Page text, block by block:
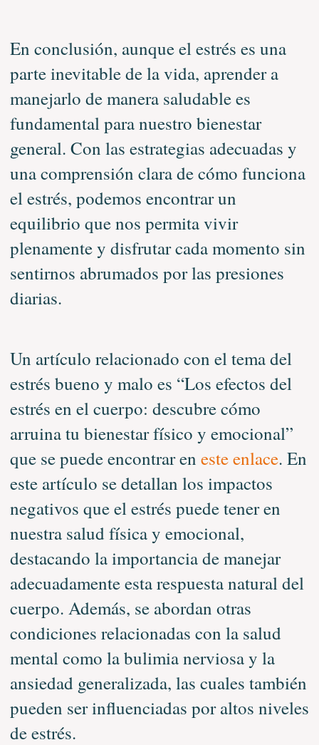
En conclusión, aunque el estrés es una
parte inevitable de la vida, aprender a
manejarlo de manera saludable es
fundamental para nuestro bienestar
general. Con las estrategias adecuadas y
una comprensión clara de cómo funciona
el estrés, podemos encontrar un
equilibrio que nos permita vivir
plenamente y disfrutar cada momento sin
sentirnos abrumados por las presiones
diarias.
Un artículo relacionado con el tema del
estrés bueno y malo es “Los efectos del
estrés en el cuerpo: descubre cómo
arruina tu bienestar físico y emocional”
que se puede encontrar en este enlace. En
este artículo se detallan los impactos
negativos que el estrés puede tener en
nuestra salud física y emocional,
destacando la importancia de manejar
adecuadamente esta respuesta natural del
cuerpo. Además, se abordan otras
condiciones relacionadas con la salud
mental como la bulimia nerviosa y la
ansiedad generalizada, las cuales también
pueden ser influenciadas por altos niveles
de estrés.